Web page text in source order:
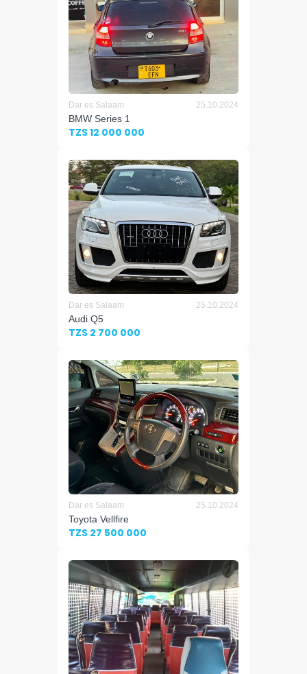
Dar es Salaam 25.10.2024
BMW Series 1
TZS 12 000 000
Dar es Salaam 25.10.2024
Audi Q5
TZS 2 700 000
Dar es Salaam 25.10.2024
Toyota Vellfire
TZS 27 500 000